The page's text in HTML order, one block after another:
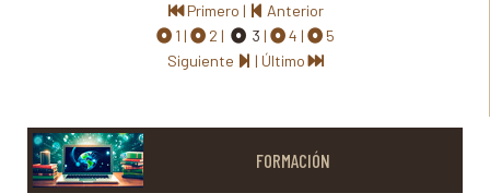
Primero |
Anterior
1
2 3 4
5
Siguiente
| Último
FORMACIÓN